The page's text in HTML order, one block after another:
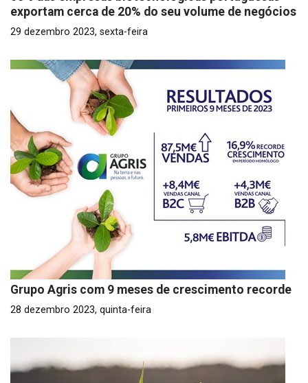
exportam cerca de 20% do seu volume de negócios
29 dezembro 2023, sexta-feira
Grupo Agris com 9 meses de crescimento recorde
28 dezembro 2023, quinta-feira